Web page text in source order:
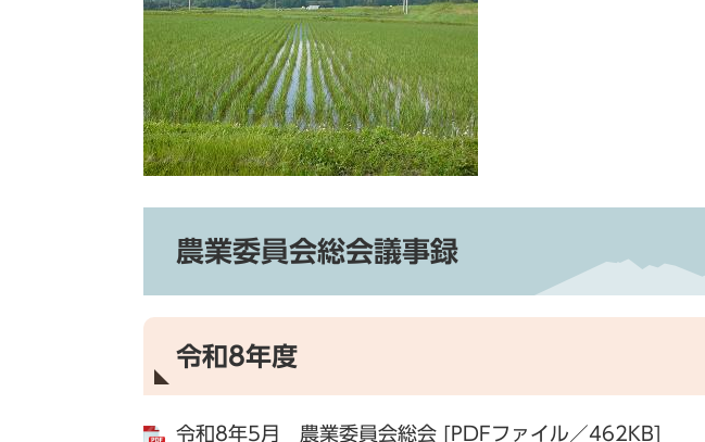
農業委員会総会議事録
令和8年度
令和8年5月 農業委員会総会 [PDFファイル／462KB]